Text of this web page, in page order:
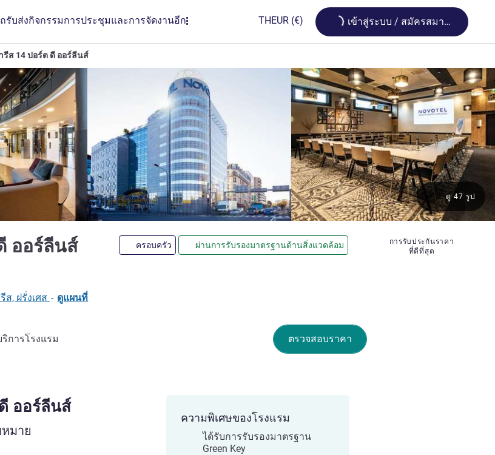
รับส่งกิจกรรมการประชุมและการจัดงานอีก THEUR (€) Loading...
เข้าสู่ระบบ / สมัครสมาชิก
รีส 14 ปอร์ต ดี ออร์ลีนส์
ออร์ลีนส์ 4 ดาว ครอบครัว ผ่านการรับรองมาตรฐานด้านสิ่งแวดล้อม
การรับประกันราคา
ที่ดีที่สุด
ดู 47 รูป
ส, ฝรั่งเศส - ดูแผนที่
ตรวจสอบราคา
ริการโรงแรม
ออร์ลีนส์
มาย
ความพิเศษของโรงแรม
ได้รับการรับรองมาตรฐาน
Green Key